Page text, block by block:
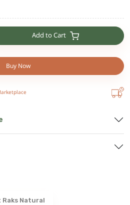
Add to Cart
Buy Now
Raks Natural